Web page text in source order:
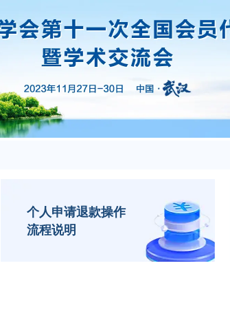
个人申请退款操作
流程说明